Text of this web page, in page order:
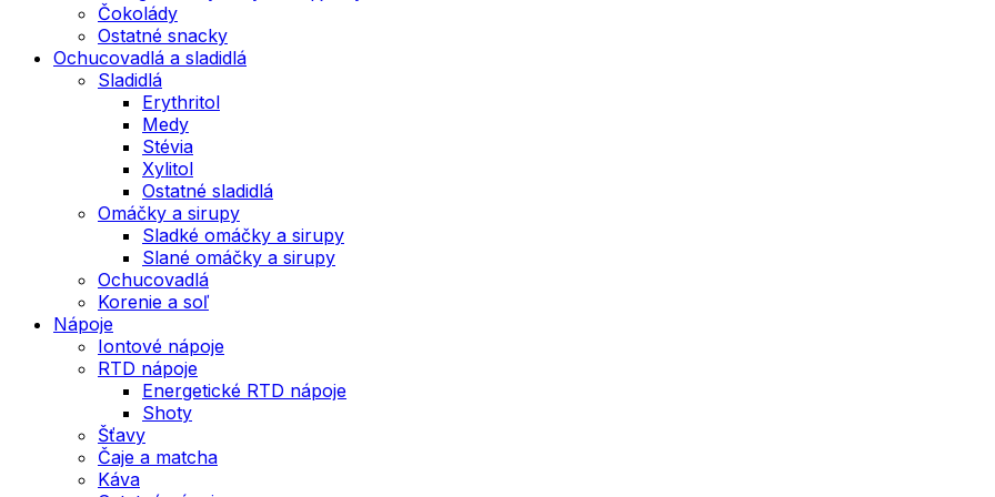
Čokolády
Ostatné snacky
Ochucovadlá a sladidlá
Sladidlá
Erythritol
Medy
Stévia
Xylitol
Ostatné sladidlá
Omáčky a sirupy
Sladké omáčky a sirupy
Slané omáčky a sirupy
Ochucovadlá
Korenie a soľ
Nápoje
Iontové nápoje
RTD nápoje
Energetické RTD nápoje
Shoty
Šťavy
Čaje a matcha
Káva